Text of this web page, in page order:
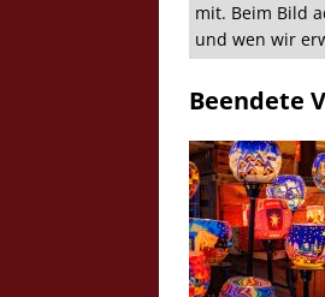
mit. Beim Bild
und wen wir
Beendete
Crazy
Bilder
Schau